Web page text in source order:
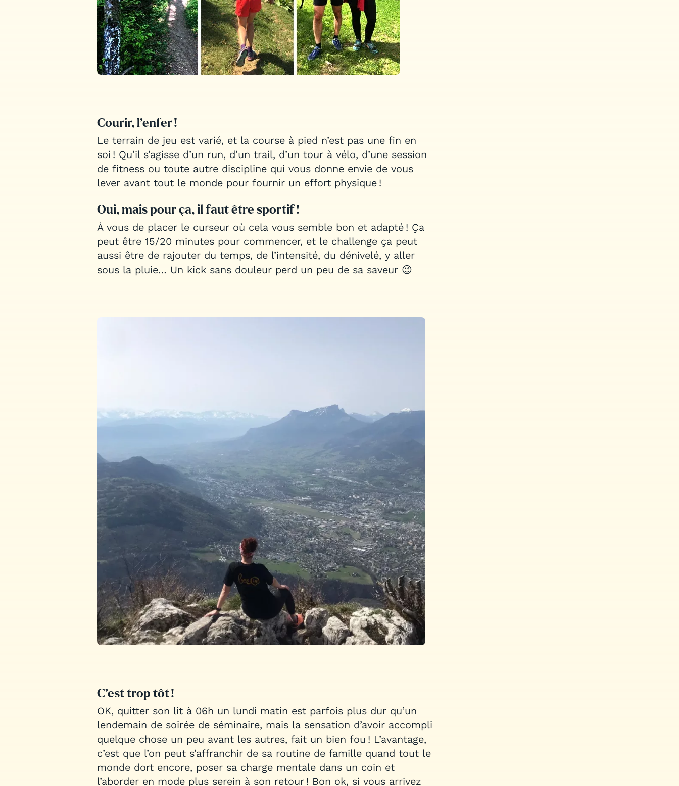
Courir, l’enfer !
Le terrain de jeu est varié, et la course à pied n’est pas une fin en
soi ! Qu’il s’agisse d’un run, d’un trail, d’un tour à vélo, d’une session
de fitness ou toute autre discipline qui vous donne envie de vous
lever avant tout le monde pour fournir un effort physique !
Oui, mais pour ça, il faut être sportif !
À vous de placer le curseur où cela vous semble bon et adapté ! Ça
peut être 15/20 minutes pour commencer, et le challenge ça peut
aussi être de rajouter du temps, de l’intensité, du dénivelé, y aller
sous la pluie… Un kick sans douleur perd un peu de sa saveur 😉
C’est trop tôt !
OK, quitter son lit à 06h un lundi matin est parfois plus dur qu’un
lendemain de soirée de séminaire, mais la sensation d’avoir accompli
quelque chose un peu avant les autres, fait un bien fou ! L’avantage,
c’est que l’on peut s’affranchir de sa routine de famille quand tout le
monde dort encore, poser sa charge mentale dans un coin et
l’aborder en mode plus serein à son retour ! Bon ok, si vous arrivez